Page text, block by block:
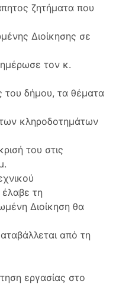
ζητήματα που
Διοίκησης σε
τον κ.
δήμου, τα θέματα
κληροδοτημάτων
του στις
τη
Διοίκηση θα
από τη
εργασίας στο